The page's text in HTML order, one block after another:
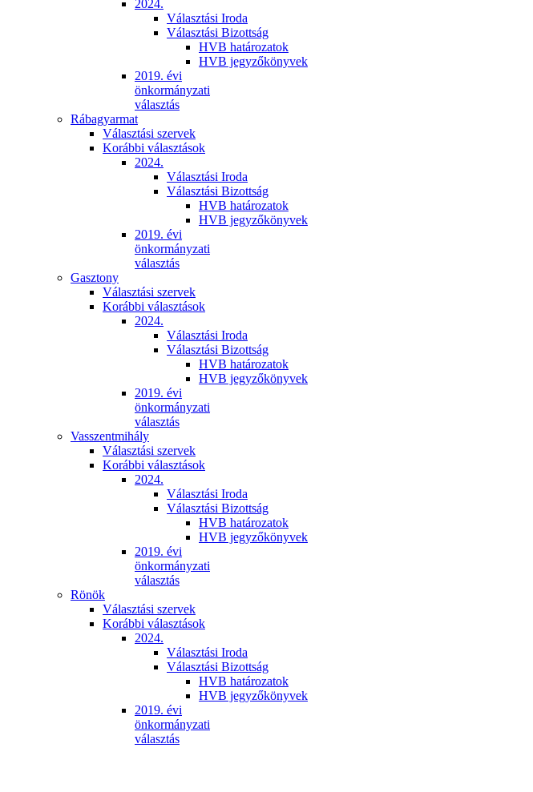
2024.
Választási Iroda
Választási Bizottság
HVB határozatok
HVB jegyzőkönyvek
2019. évi
önkormányzati
választás
Rábagyarmat
Választási szervek
Korábbi választások
2024.
Választási Iroda
Választási Bizottság
HVB határozatok
HVB jegyzőkönyvek
2019. évi
önkormányzati
választás
Gasztony
Választási szervek
Korábbi választások
2024.
Választási Iroda
Választási Bizottság
HVB határozatok
HVB jegyzőkönyvek
2019. évi
önkormányzati
választás
Vasszentmihály
Választási szervek
Korábbi választások
2024.
Választási Iroda
Választási Bizottság
HVB határozatok
HVB jegyzőkönyvek
2019. évi
önkormányzati
választás
Rönök
Választási szervek
Korábbi választások
2024.
Választási Iroda
Választási Bizottság
HVB határozatok
HVB jegyzőkönyvek
2019. évi
önkormányzati
választás